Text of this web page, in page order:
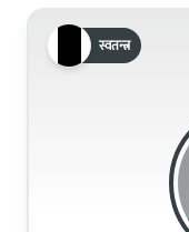
स्वतन्त्र